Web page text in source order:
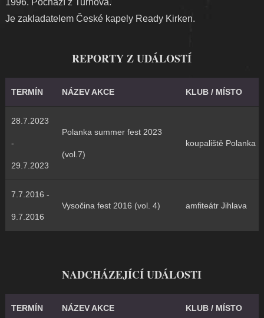
1996. Pochází z Turnova.
Je zakladatelem České kapely Ready Kirken.
REPORTY Z UDÁLOSTÍ
TERMÍN NÁZEV AKCE KLUB / MÍSTO
28.7.2023
-
29.7.2023
Polanka summer fest 2023
(vol.7)
koupaliště Polanka
7.7.2016 -
9.7.2016
Vysočina fest 2016 (vol. 4) amfiteátr Jihlava
NADCHÁZEJÍCÍ UDÁLOSTI
TERMÍN NÁZEV AKCE KLUB / MÍSTO